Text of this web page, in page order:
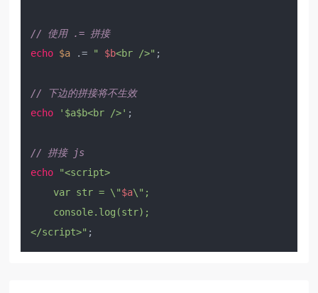
// 使用 .= 拼接
echo $a .= " $b<br />" ;
// 下边的拼接将不生效
echo
'$a$b<br />' ;
// 拼接 js
echo
"<script>
    var str = \"
$a\";
    console.log(str);
</script>"